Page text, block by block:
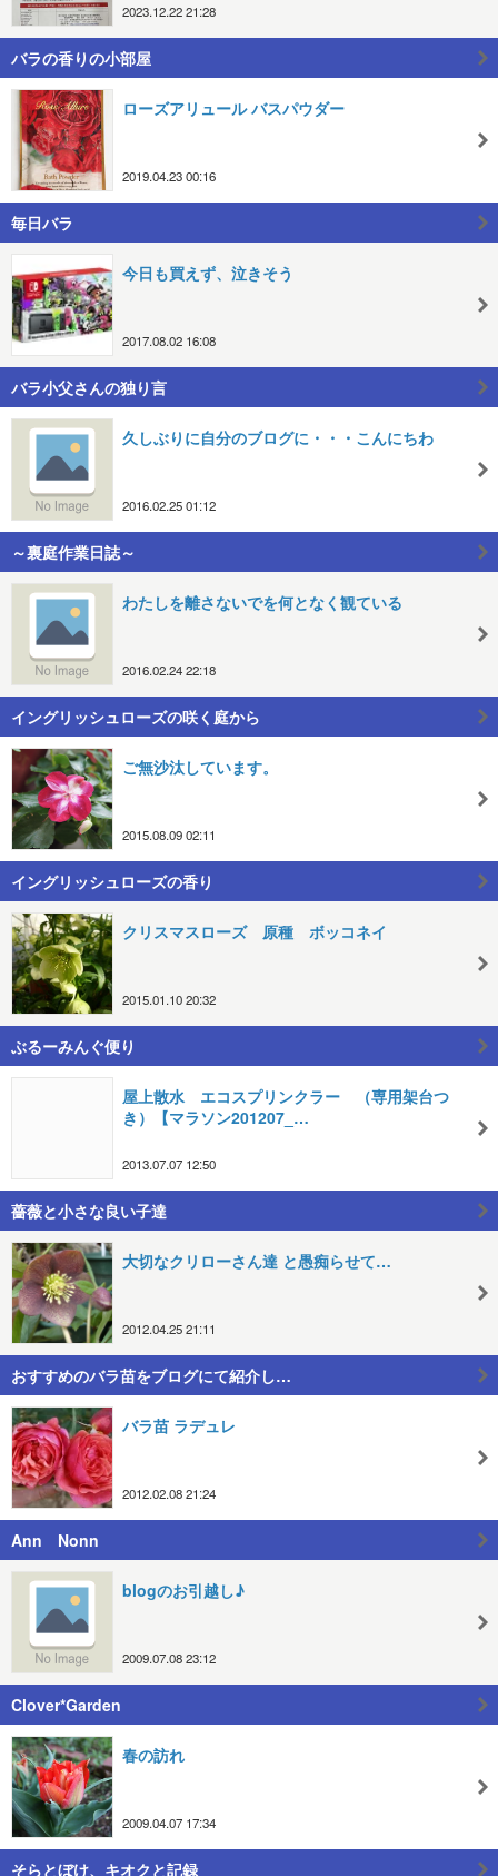
2023.12.22 21:28
バラの香りの小部屋
ローズアリュール バスパウダー
2019.04.23 00:16
毎日バラ
今日も買えず、泣きそう
2017.08.02 16:08
バラ小父さんの独り言
久しぶりに自分のブログに・・・こんにちわ
2016.02.25 01:12
～裏庭作業日誌～
わたしを離さないでを何となく観ている
2016.02.24 22:18
イングリッシュローズの咲く庭から
ご無沙汰しています。
2015.08.09 02:11
イングリッシュローズの香り
クリスマスローズ 原種 ボッコネイ
2015.01.10 20:32
ぶるーみんぐ便り
屋上散水 エコスプリンクラー （専用架台つ
き）【マラソン201207_…
2013.07.07 12:50
薔薇と小さな良い子達
大切なクリローさん達 と愚痴らせて…
2012.04.25 21:11
おすすめのバラ苗をブログにて紹介し…
バラ苗 ラデュレ
2012.02.08 21:24
Ann Nonn
blogのお引越し♪
2009.07.08 23:12
Clover*Garden
春の訪れ
2009.04.07 17:34
そらとぼけ、キオクと記録